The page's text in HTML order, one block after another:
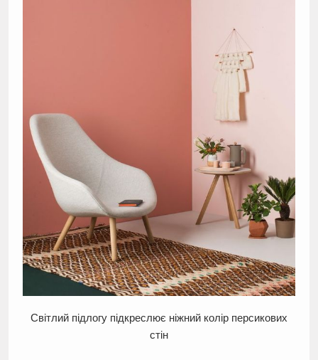
Світлий підлогу підкреслює ніжний колір персикових
стін